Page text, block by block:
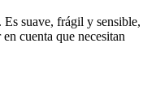
suave, frágil y sensible,
cuenta que necesitan